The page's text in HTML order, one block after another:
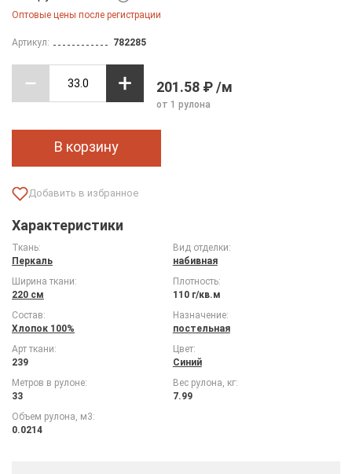
Оптовые цены после регистрации
Артикул: 782285
201.58 ₽ /м
от 1 рулона
В корзину
Характеристики
Ткань:
Перкаль
Вид отделки:
набивная
Ширина ткани:
220 см
Плотность:
110 г/кв.м
Состав:
Хлопок 100%
Назначение:
постельная
Арт ткани:
239
Цвет:
Синий
Метров в рулоне:
33
Вес рулона, кг:
7.99
Объем рулона, м3:
0.0214